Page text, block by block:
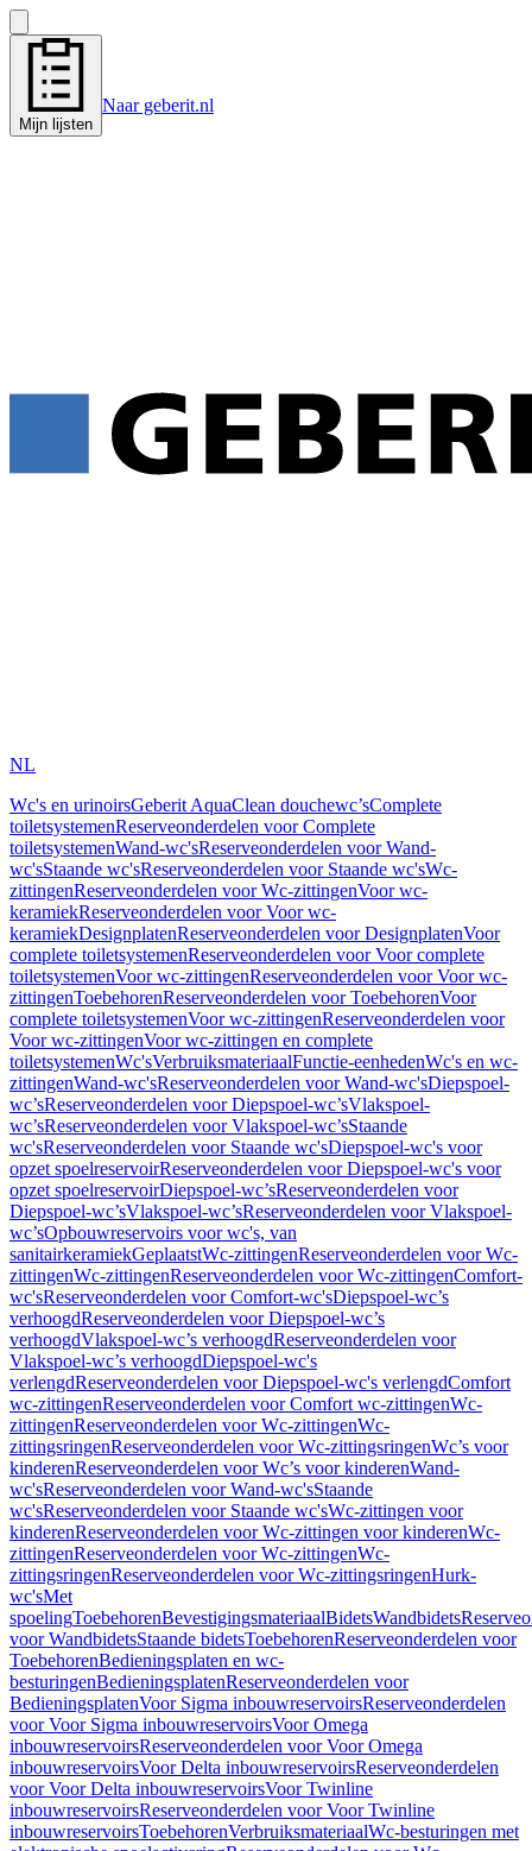
Mijn lijsten
Naar geberit.nl
NL
Wc's en urinoirsGeberit AquaClean douchewc’sComplete
toiletsystemenReserveonderdelen voor Complete
toiletsystemenWand-wc'sReserveonderdelen voor Wand-
wc'sStaande wc'sReserveonderdelen voor Staande wc'sWc-
zittingenReserveonderdelen voor Wc-zittingenVoor wc-
keramiekReserveonderdelen voor Voor wc-
keramiekDesignplatenReserveonderdelen voor DesignplatenVoor
complete toiletsystemenReserveonderdelen voor Voor complete
toiletsystemenVoor wc-zittingenReserveonderdelen voor Voor wc-
zittingenToebehorenReserveonderdelen voor ToebehorenVoor
complete toiletsystemenVoor wc-zittingenReserveonderdelen voor
Voor wc-zittingenVoor wc-zittingen en complete
toiletsystemenWc'sVerbruiksmateriaalFunctie-eenhedenWc's en wc-
zittingenWand-wc'sReserveonderdelen voor Wand-wc'sDiepspoel-
wc’sReserveonderdelen voor Diepspoel-wc’sVlakspoel-
wc’sReserveonderdelen voor Vlakspoel-wc’sStaande
wc'sReserveonderdelen voor Staande wc'sDiepspoel-wc's voor
opzet spoelreservoirReserveonderdelen voor Diepspoel-wc's voor
opzet spoelreservoirDiepspoel-wc’sReserveonderdelen voor
Diepspoel-wc’sVlakspoel-wc’sReserveonderdelen voor Vlakspoel-
wc’sOpbouwreservoirs voor wc's, van
sanitairkeramiekGeplaatstWc-zittingenReserveonderdelen voor Wc-
zittingenWc-zittingenReserveonderdelen voor Wc-zittingenComfort-
wc'sReserveonderdelen voor Comfort-wc'sDiepspoel-wc’s
verhoogdReserveonderdelen voor Diepspoel-wc’s
verhoogdVlakspoel-wc’s verhoogdReserveonderdelen voor
Vlakspoel-wc’s verhoogdDiepspoel-wc's
verlengdReserveonderdelen voor Diepspoel-wc's verlengdComfort
wc-zittingenReserveonderdelen voor Comfort wc-zittingenWc-
zittingenReserveonderdelen voor Wc-zittingenWc-
zittingsringenReserveonderdelen voor Wc-zittingsringenWc’s voor
kinderenReserveonderdelen voor Wc’s voor kinderenWand-
wc'sReserveonderdelen voor Wand-wc'sStaande
wc'sReserveonderdelen voor Staande wc'sWc-zittingen voor
kinderenReserveonderdelen voor Wc-zittingen voor kinderenWc-
zittingenReserveonderdelen voor Wc-zittingenWc-
zittingsringenReserveonderdelen voor Wc-zittingsringenHurk-
wc'sMet
spoelingToebehorenBevestigingsmateriaalBidetsWandbidets
voor WandbidetsStaande bidetsToebehorenReserveonderdelen voor
ToebehorenBedieningsplaten en wc-
besturingenBedieningsplatenReserveonderdelen voor
BedieningsplatenVoor Sigma inbouwreservoirsReserveonderdelen
voor Voor Sigma inbouwreservoirsVoor Omega
inbouwreservoirsReserveonderdelen voor Voor Omega
inbouwreservoirsVoor Delta inbouwreservoirsReserveonderdelen
voor Voor Delta inbouwreservoirsVoor Twinline
inbouwreservoirsReserveonderdelen voor Voor Twinline
inbouwreservoirsToebehorenVerbruiksmateriaalWc-besturingen met